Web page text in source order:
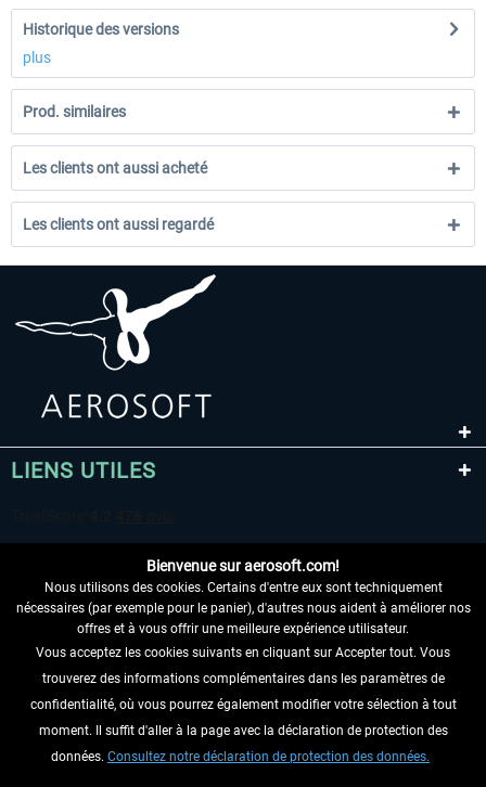
Historique des versions
plus
Prod. similaires
Les clients ont aussi acheté
Les clients ont aussi regardé
LIENS UTILES
RENONCER AU CONTRAT ICI
INFORMATIONS
NE MANQUEZ PAS LES DERNIÈRES
Bienvenue sur aerosoft.com!
Nous utilisons des cookies. Certains d'entre eux sont techniquement
nécessaires (par exemple pour le panier), d'autres nous aident à améliorer nos
offres et à vous offrir une meilleure expérience utilisateur.
Vous acceptez les cookies suivants en cliquant sur Accepter tout. Vous
trouverez des informations complémentaires dans les paramètres de
confidentialité, où vous pourrez également modifier votre sélection à tout
moment. Il suffit d'aller à la page avec la déclaration de protection des
données. Consultez notre déclaration de protection des données.